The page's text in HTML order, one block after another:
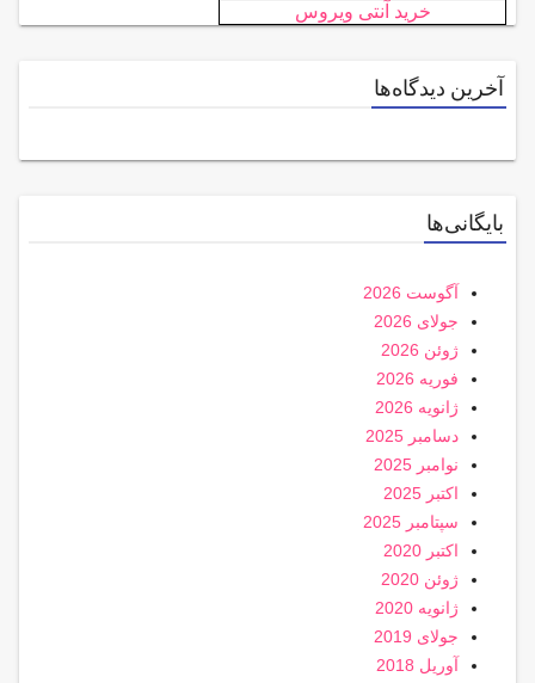
خرید آنتی ویروس
آخرین دیدگاه‌ها
بایگانی‌ها
آگوست 2026
جولای 2026
ژوئن 2026
فوریه 2026
ژانویه 2026
دسامبر 2025
نوامبر 2025
اکتبر 2025
سپتامبر 2025
اکتبر 2020
ژوئن 2020
ژانویه 2020
جولای 2019
آوریل 2018